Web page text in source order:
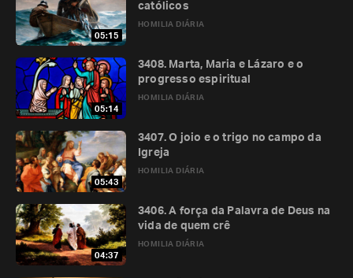
05:15
HOMILIA DIÁRIA
católicos
05:14
HOMILIA DIÁRIA
3408. Marta, Maria e Lázaro e o
progresso espiritual
05:43
HOMILIA DIÁRIA
3407. O joio e o trigo no campo da
Igreja
04:37
HOMILIA DIÁRIA
3406. A força da Palavra de Deus na
vida de quem crê